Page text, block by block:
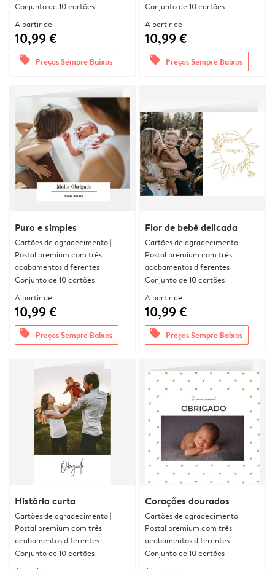
Conjunto de 10 cartões
A partir de
10,99 €
offers Preços Sempre Baixos
Conjunto de 10 cartões
A partir de
10,99 €
offers Preços Sempre Baixos
Puro e simples
Cartões de agradecimento |
Postal premium com três
acabamentos diferentes
Conjunto de 10 cartões
A partir de
10,99 €
offers Preços Sempre Baixos
Flor de bebê delicada
Cartões de agradecimento |
Postal premium com três
acabamentos diferentes
Conjunto de 10 cartões
A partir de
10,99 €
offers Preços Sempre Baixos
História curta
Cartões de agradecimento |
Postal premium com três
acabamentos diferentes
Conjunto de 10 cartões
Corações dourados
Cartões de agradecimento |
Postal premium com três
acabamentos diferentes
Conjunto de 10 cartões